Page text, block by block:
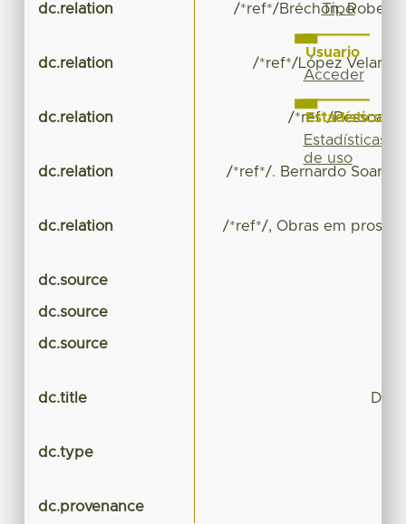
dc.relation /*ref*/Bréchon, Robert
dc.relation /*ref*/López Velarde.
dc.relation /*ref*/Pessoa.
dc.relation /*ref*/. Bernardo
dc.relation /*ref*/, Obras em prosa.
dc.source
dc.source
dc.source
dc.title De
dc.type
dc.provenance
Tipo
Usuario
Acceder
Estadísticas
Estadísticas
de uso